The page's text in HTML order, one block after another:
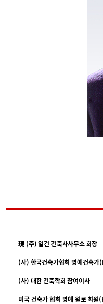
現 (주) 일건 건축사사무소 회장
(사) 한국건축가협회 명예건축가
(사) 대한 건축학회 참여이사
미국 건축가 협회 명예 원로 회원